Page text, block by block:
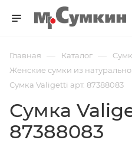
Главная — Каталог —
Женские сумки из
Сумка Valigetti арт. 87388083
Сумка
87388083